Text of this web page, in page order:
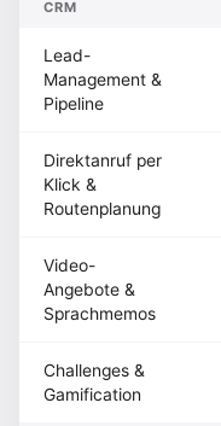
CRM
Lead-
Management &
Pipeline
Direktanruf per
Klick &
Routenplanung
Video-
Angebote &
Sprachmemos
Challenges &
Gamification